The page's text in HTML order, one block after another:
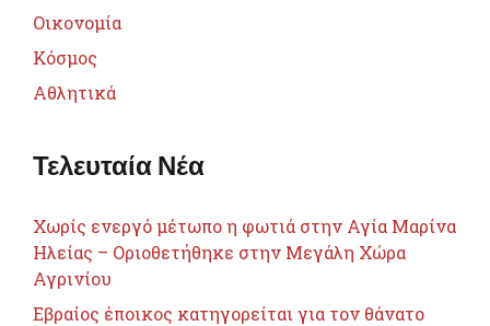
Οικονομία
Κόσμος
Αθλητικά
Τελευταία Νέα
Χωρίς ενεργό μέτωπο η φωτιά στην Αγία Μαρίνα
Ηλείας – Οριοθετήθηκε στην Μεγάλη Χώρα
Αγρινίου
Εβραίος έποικος κατηγορείται για τον θάνατο